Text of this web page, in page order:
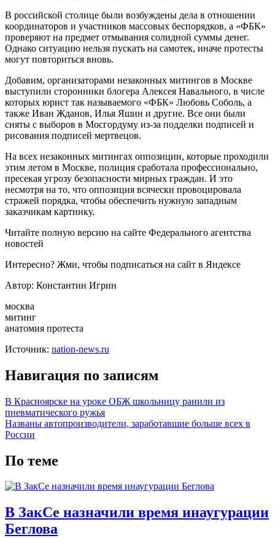
В российской столице были возбуждены дела в отношении
координаторов и участников массовых беспорядков, а «ФБК»
проверяют на предмет отмывания солидной суммы денег.
Однако ситуацию нельзя пускать на самотек, иначе протесты
могут повториться вновь.
Добавим, организаторами незаконных митингов в Москве
выступили сторонники блогера Алексея Навального, в числе
которых юрист так называемого «ФБК» Любовь Соболь, а
также Иван Жданов, Илья Яшин и другие. Все они были
сняты с выборов в Мосгордуму из-за подделки подписей и
рисования подписей мертвецов.
На всех незаконных митингах оппозиции, которые проходили
этим летом в Москве, полиция сработала профессионально,
пресекая угрозу безопасности мирных граждан. И это
несмотря на то, что оппозиция всячески провоцировала
стражей порядка, чтобы обеспечить нужную западным
заказчикам картинку.
Читайте полную версию на сайте Федерального агентства
новостей
Интересно? Жми, чтобы подписаться на сайт в Яндексе
Автор: Константин Игрин
москва
митинг
анатомия протеста
Источник: nation-news.ru
Навигация по записям
В Красноярске на уроке ОБЖ школьницу ранили из
пневматического ружья
Названы автопроизводители, заработавшие больше всех в
России
По теме
В ЗакСе назначили время инаугурации
Беглова